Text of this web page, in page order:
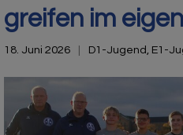
greifen im
18. Juni 2026 D1-Jugend E1-